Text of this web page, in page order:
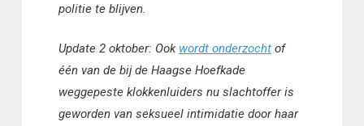
politie te blijven.
Update 2 oktober: Ook wordt onderzochtof
één van de bij de Haagse Hoefkade
weggepeste klokkenluiders nu slachtoffer is
geworden van seksueel intimidatie door haar